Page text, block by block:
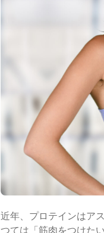
近年、プロテインはア
つては「筋肉をつけた